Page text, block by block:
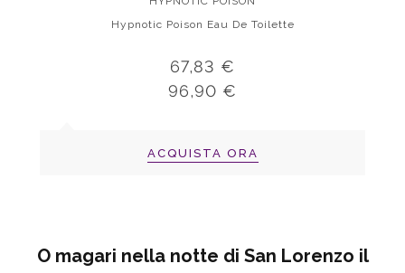
Hypnotic Poison Eau De Toilette
67,83 €
96,90 €
ACQUISTA ORA
O magari nella notte di San Lorenzo il